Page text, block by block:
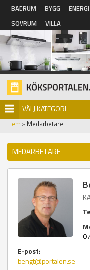
Hoppa till huvudinnehåll
BADRUM BYGG ENERGI
SOVRUM
VILLA
VÄLJ KATEGORI
Hem » Medarbetare
MEDARBETARE
E-post:
bengt@portalen.se